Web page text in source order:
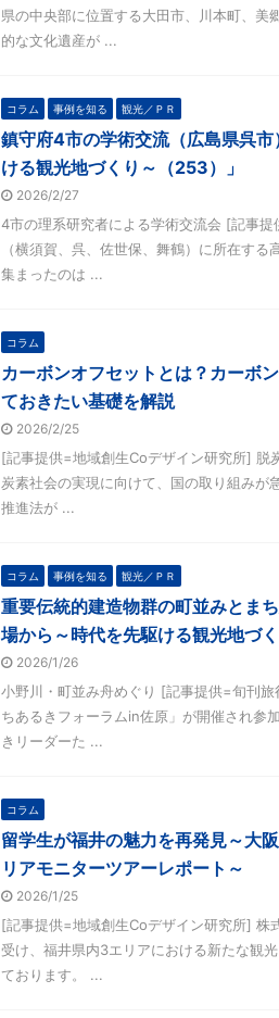
県の中央部に位置する大田市、川本町、美
的な文化遺産が ...
コラム 事例を知る 観光／ＰＲ
鎮守府4市の学術交流（広島県呉
ける観光地づくり～（253）」
2026/2/27
4市の理系研究者による学術交流会 [記事
（横須賀、呉、佐世保、舞鶴）に所在す
集まったのは ...
コラム
カーボンオフセットとは？カーボ
ておきたい基礎を解説
2026/2/25
[記事提供=地域創生Coデザイン研究所] 脱
炭素社会の実現に向けて、国の取り組みが
推進法が ...
コラム 事例を知る 観光／ＰＲ
重要伝統的建造物群の町並みとま
場から～時代を先駆ける観光地づ
2026/1/26
小野川・町並み舟めぐり [記事提供=旬刊
ちあるきフォーラムin佐原」が開催され参
きリーダーた ...
コラム
留学生が福井の魅力を再発見～大
リアモニターツアーレポート～
2026/1/25
[記事提供=地域創生Coデザイン研究所] 株
受け、福井県内3エリアにおける新たな観
ております。 ...